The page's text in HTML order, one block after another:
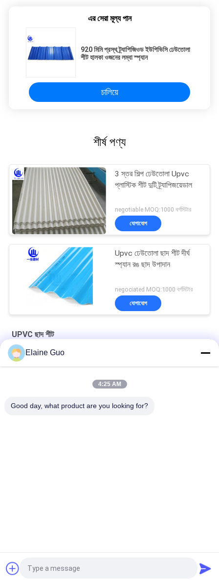
এর সেরা মূল্য পান
920 মিমি প্রস্থ ট্র্যাপিজিওড ইউপিভিসি ঢেউতোলা
শীট হালকা ওজনের লম্বা স্প্যান
চালিয়ে
শীর্ষ পণ্য
3 স্তর শিল্প ঢেউতোলা Upvc
প্লাস্টিক শীট দুটি ট্র্যাপিজয়েডাল
negotiable MOQ:1000 বর্গমিটার
যোগাযোগ
Upvc ঢেউতোলা ছাদ শীট দীর্ঘ
স্প্যান রঙ ছাদ উপাদান
negociated MOQ:1000 বর্গমিটার
যোগাযোগ
UPVC ছাদ শীট
ফ্যাক্টরি ভিলা শেডের জন্য চমৎকার ক্ষয়রোধী APVC PVC উচ্চ মানের ছাদের শীট
Elaine Guo
4:25 AM
Good day, what product are you looking for?